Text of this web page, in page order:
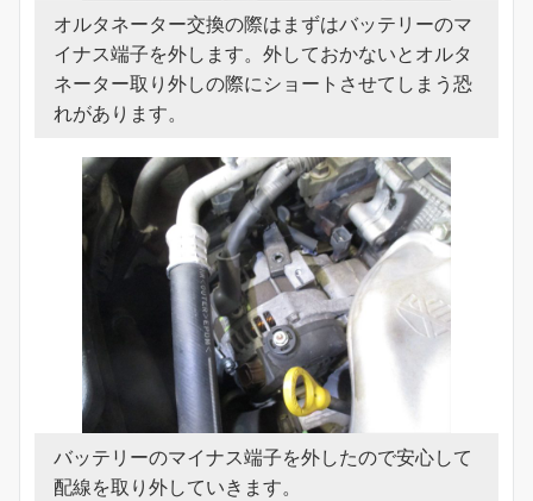
オルタネーター交換の際はまずはバッテリーのマ
イナス端子を外します。外しておかないとオルタ
ネーター取り外しの際にショートさせてしまう恐
れがあります。
バッテリーのマイナス端子を外したので安心して
配線を取り外していきます。